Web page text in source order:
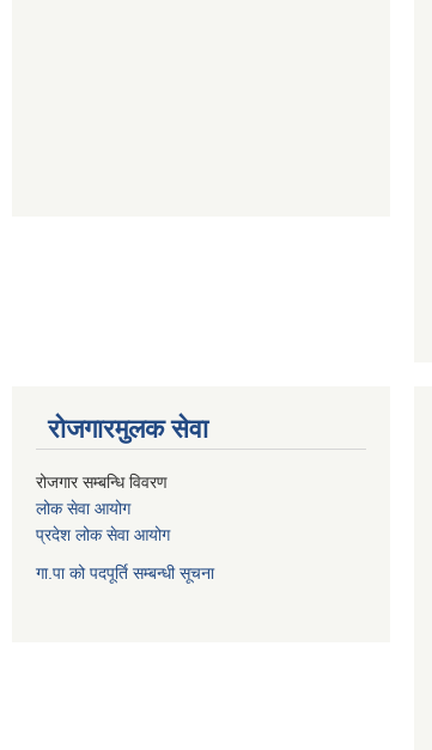
रोजगारमुलक सेवा
रोजगार सम्बन्धि विवरण
लोक सेवा आयोग
प्रदेश लोक सेवा आयोग
गा.पा को पदपूर्ति सम्बन्धी सूचना